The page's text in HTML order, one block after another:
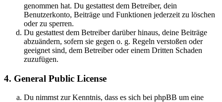
genommen hat. Du gestattest dem Betreiber, dein
Benutzerkonto, Beiträge und Funktionen jederzeit zu löschen
oder zu sperren.
Du gestattest dem Betreiber darüber hinaus, deine Beiträge
abzuändern, sofern sie gegen o. g. Regeln verstoßen oder
geeignet sind, dem Betreiber oder einem Dritten Schaden
zuzufügen.
4. General Public License
Du nimmst zur Kenntnis, dass es sich bei phpBB um eine